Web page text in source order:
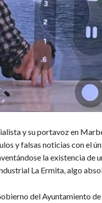
y su portavoz en
y falsas noticias con el
la existencia de
La Ermita, algo
del Ayuntamiento